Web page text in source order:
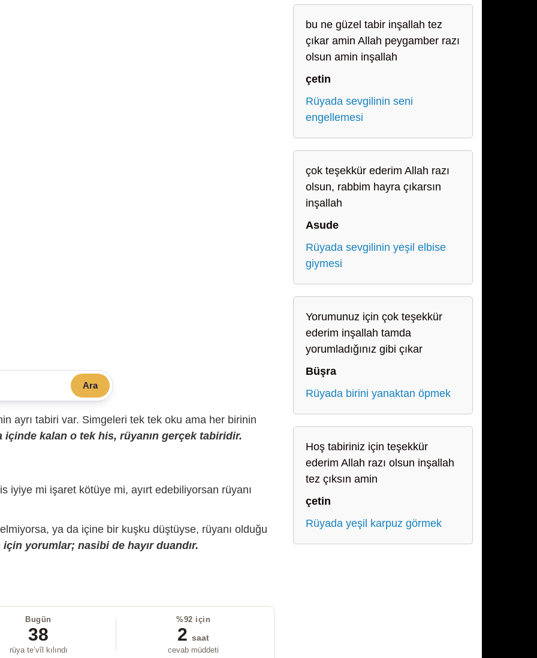
Ara
ayrı tabiri var. Simgeleri tek tek oku ama her birinin
içinde kalan o tek his, rüyanın gerçek tabiridir.
iyiye mi işaret kötüye mi, ayırt edebiliyorsan rüyanı
ya da içine bir kuşku düştüyse, rüyanı olduğu
yorumlar; nasibi de hayır duandır.
Bugün
38
rüya te’vîl kılındı
%92 için
2 saat
cevab müddeti
bu ne güzel tabir inşallah tez
çıkar amin Allah peygamber razı
olsun amin inşallah
çetin
Rüyada sevgilinin seni
engellemesi
çok teşekkür ederim Allah razı
olsun, rabbim hayra çıkarsın
inşallah
Asude
Rüyada sevgilinin yeşil elbise
giymesi
Yorumunuz için çok teşekkür
ederim inşallah tamda
yorumladığınız gibi çıkar
Büşra
Rüyada birini yanaktan öpmek
Hoş tabiriniz için teşekkür
ederim Allah razı olsun inşallah
tez çıksın amin
çetin
Rüyada yeşil karpuz görmek